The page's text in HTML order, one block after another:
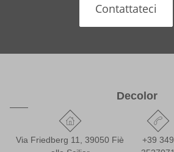
Contattateci
Decolor
Via Friedberg 11, 39050 Fiè
+39 349